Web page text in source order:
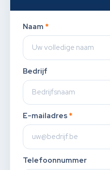
Naam *
Bedrijf
E-mailadres *
Telefoonnummer